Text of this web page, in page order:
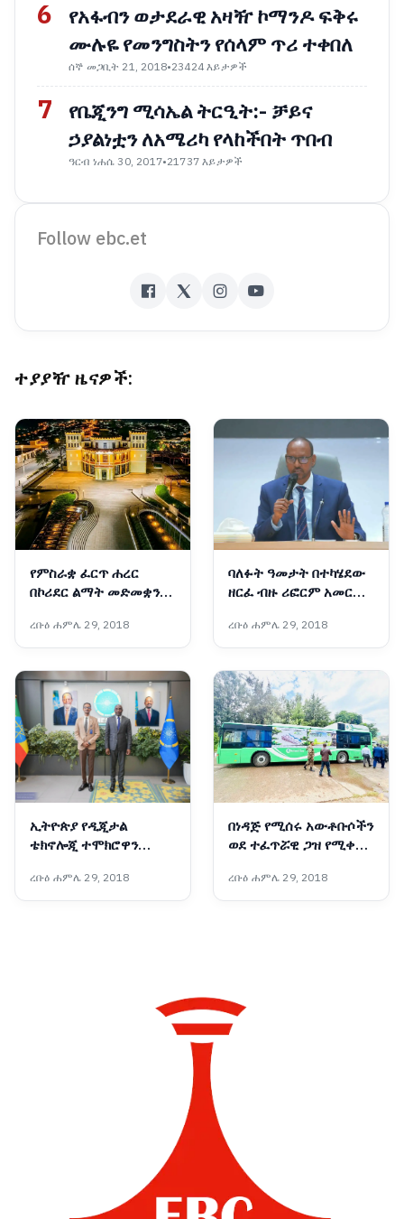
6
የአፋብን ወታደራዊ አዛዥ ኮማንዶ ፍቅሩ
ሙሉዬ የመንግስትን የሰላም ጥሪ ተቀበለ
ሰኞ መጋቢት 21, 2018•23424 እይታዎች
7
የቤጂንግ ሚሳኤል ትርዒት:- ቻይና
ኃያልነቷን ለአሜሪካ የላከችበት ጥበብ
ዓርብ ነሐሴ 30, 2017•21737 እይታዎች
Follow ebc.et
ተያያዥ ዜናዎች:
የምስራቋ ፈርጥ ሐረር
በኮሪደር ልማት መድመቋን
ረቡዕ ሐምሌ 29, 2018
ባለፉት ዓመታት በተካሄደው
ዘርፈ ብዙ ሪፎርም አመርቂ
አቶ አደም ፋራህ
ረቡዕ ሐምሌ 29, 2018
ኢትዮጵያ የዲጂታል
ቴክኖሎጂ ተሞክሮዋን
የቤኒን የዲጂታል
ትራንስፎርሜሽንና የፈጠራ
ረቡዕ ሐምሌ 29, 2018
በነዳጅ የሚሰሩ አውቶቡሶችን
ወደ ተፈጥሯዊ ጋዝ የሚቀይር
ረቡዕ ሐምሌ 29, 2018